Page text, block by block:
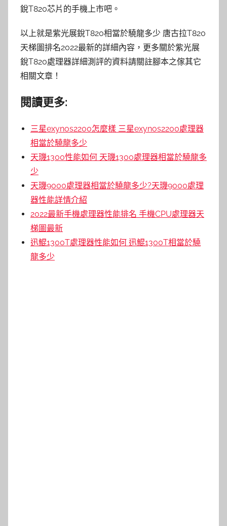
銳T820芯片的手機上市吧。
以上就是紫光展銳T820相當於驍龍多少 唐古拉T820
天梯圖排名2022最新的詳細內容，更多關於紫光展
銳T820處理器詳細測評的資料請關註腳本之傢其它
相關文章！
閱讀更多:
三星exynos2200怎麼樣 三星exynos2200處理器
相當於驍龍多少
天璣1300性能如何 天璣1300處理器相當於驍龍多
少
天璣9000處理器相當於驍龍多少?天璣9000處理
器性能詳情介紹
2022最新手機處理器性能排名 手機CPU處理器天
梯圖最新
迅鯤1300T處理器性能如何 迅鯤1300T相當於驍
龍多少